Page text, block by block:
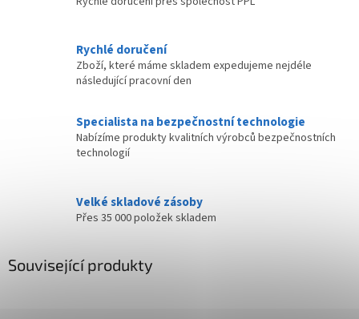
Rychlé doručení
Zboží, které máme skladem expedujeme nejdéle
následující pracovní den
Specialista na bezpečnostní technologie
Nabízíme produkty kvalitních výrobců bezpečnostních
technologií
Velké skladové zásoby
Přes 35 000 položek skladem
Související produkty